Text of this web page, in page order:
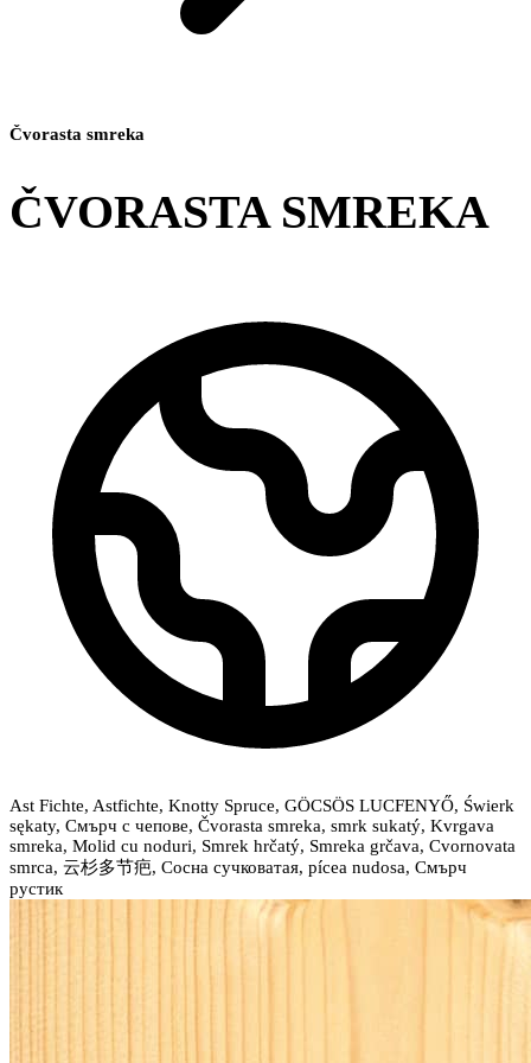
Čvorasta smreka
ČVORASTA SMREKA
Ast Fichte, Astfichte, Knotty Spruce, GÖCSÖS LUCFENYŐ, Świerk
sękaty, Смърч с чепове, Čvorasta smreka, smrk sukatý, Kvrgava
smreka, Molid cu noduri, Smrek hrčatý, Smreka grčava, Cvornovata
smrca, 云杉多节疤, Сосна сучковатая, pícea nudosa, Смърч
рустик